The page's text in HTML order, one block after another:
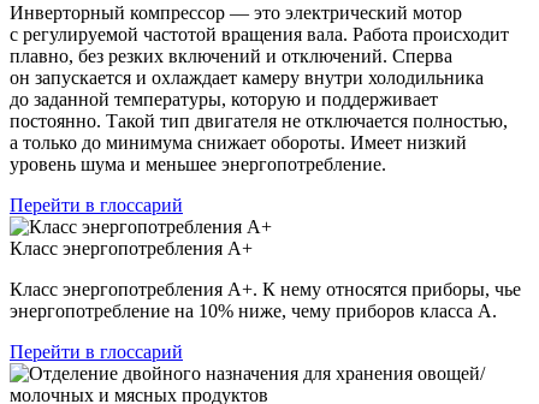
Инверторный компрессор — это электрический мотор
с регулируемой частотой вращения вала. Работа происходит
плавно, без резких включений и отключений. Сперва
он запускается и охлаждает камеру внутри холодильника
до заданной температуры, которую и поддерживает
постоянно. Такой тип двигателя не отключается полностью,
а только до минимума снижает обороты. Имеет низкий
уровень шума и меньшее энергопотребление.
Перейти в глоссарий
Класс энергопотребления А+
Класс энергопотребления А+. К нему относятся приборы, чье
энергопотребление на 10% ниже, чему приборов класса А.
Перейти в глоссарий